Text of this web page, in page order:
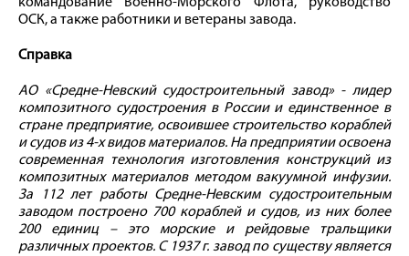
ОСК, а также работники и ветераны завода.
Справка
АО «Средне-Невский судостроительный завод» - лидер
композитного судостроения в России и единственное в
стране предприятие, освоившее строительство кораблей
и судов из 4-х видов материалов. На предприятии освоена
современная технология изготовления конструкций из
композитных материалов методом вакуумной инфузии.
За 112 лет работы Средне-Невским судостроительным
заводом построено 700 кораблей и судов, из них более
200 единиц – это морские и рейдовые тральщики
различных проектов. С 1937 г. завод по существу является